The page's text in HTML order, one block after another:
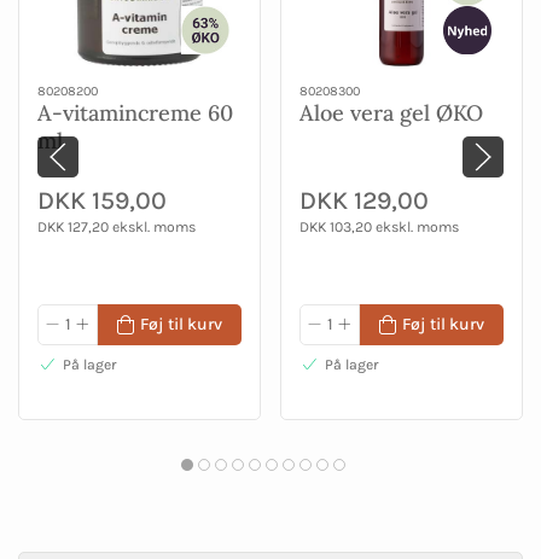
80208200
A-vitamincreme 60
ml
DKK 159,00
DKK 127,20 ekskl. moms
Føj til kurv
På lager
80208300
Aloe vera gel ØKO
DKK 129,00
DKK 103,20 ekskl. moms
Føj til kurv
På lager